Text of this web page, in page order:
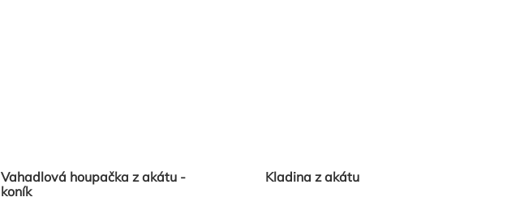
Vahadlová houpačka z akátu -
koník
Kladina z akátu